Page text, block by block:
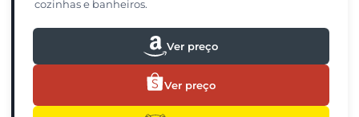
cozinhas e banheiros.
Ver preço
Ver preço